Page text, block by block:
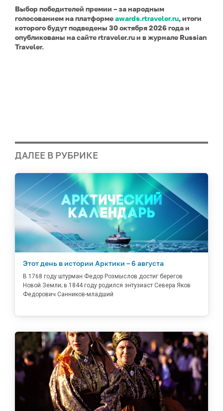
Выбор победителей премии – за народным
голосованием на платформеawards.rtraveler.ru, итоги
которого будут подведены 30 октября 2026 года и
опубликованы на сайтеrtraveler.ruи в журнале Russian
Traveler.
ДАЛЕЕ В РУБРИКЕ
Этот день в истории Арктики – 6 августа
В 1768 году штурман Федор Розмыслов достиг берегов
Новой Земли; в 1844 году родился энтузиаст Севера Яков
Федорович Санников-младший